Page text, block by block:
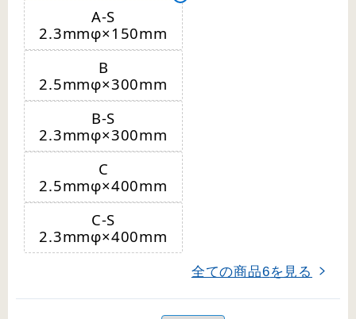
A-S
2.3mmφ×150mm
B
2.5mmφ×300mm
B-S
2.3mmφ×300mm
C
2.5mmφ×400mm
C-S
2.3mmφ×400mm
全ての商品6を見る